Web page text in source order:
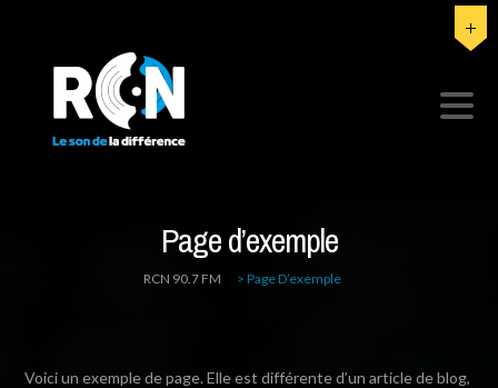
Page d’exemple
RCN 90.7 FM > Page D’exemple
Voici un exemple de page. Elle est différente d’un article de blog,